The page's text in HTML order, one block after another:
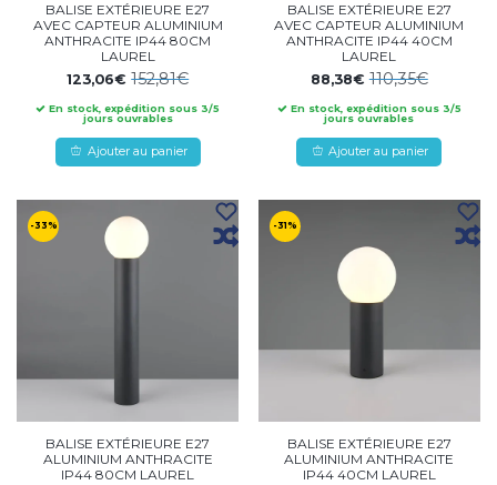
BALISE EXTÉRIEURE E27
AVEC CAPTEUR ALUMINIUM
ANTHRACITE IP44 80CM
LAUREL
123,06€152,81€
En stock, expédition sous 3/5
jours ouvrables
Ajouter au panier
BALISE EXTÉRIEURE E27
AVEC CAPTEUR ALUMINIUM
ANTHRACITE IP44 40CM
LAUREL
88,38€110,35€
En stock, expédition sous 3/5
jours ouvrables
Ajouter au panier
-33%
BALISE EXTÉRIEURE E27
ALUMINIUM ANTHRACITE
IP44 80CM LAUREL
-31%
BALISE EXTÉRIEURE E27
ALUMINIUM ANTHRACITE
IP44 40CM LAUREL